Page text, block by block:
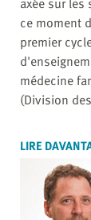
ce moment
premier
médecine
(Division
LIRE